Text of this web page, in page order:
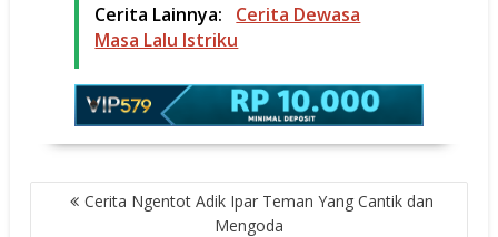
Cerita Lainnya:
Cerita Dewasa
Masa Lalu Istriku
POST
NAVIGATIONCerita Ngentot Adik Ipar Teman Yang Cantik dan
Mengoda